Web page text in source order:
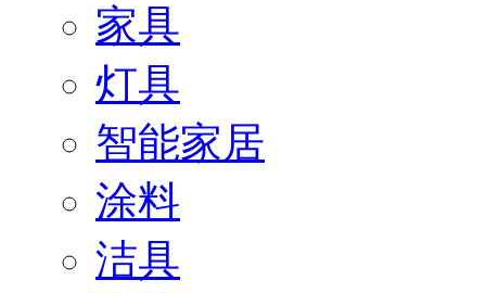
家具
灯具
智能家居
涂料
洁具